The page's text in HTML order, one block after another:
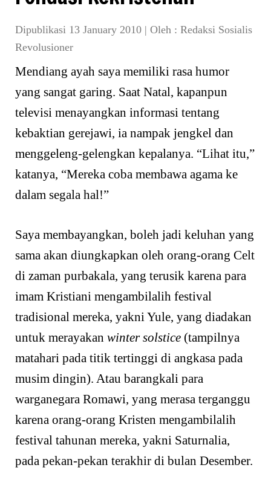
Dipublikasi 13 January 2010 | Oleh : Redaksi Sosialis
Revolusioner
Mendiang ayah saya memiliki rasa humor
yang sangat garing. Saat Natal, kapanpun
televisi menayangkan informasi tentang
kebaktian gerejawi, ia nampak jengkel dan
menggeleng-gelengkan kepalanya. “Lihat itu,”
katanya, “Mereka coba membawa agama ke
dalam segala hal!”
Saya membayangkan, boleh jadi keluhan yang
sama akan diungkapkan oleh orang-orang Celt
di zaman purbakala, yang terusik karena para
imam Kristiani mengambilalih festival
tradisional mereka, yakni Yule, yang diadakan
untuk merayakan winter solstice (tampilnya
matahari pada titik tertinggi di angkasa pada
musim dingin). Atau barangkali para
warganegara Romawi, yang merasa terganggu
karena orang-orang Kristen mengambilalih
festival tahunan mereka, yakni Saturnalia,
pada pekan-pekan terakhir di bulan Desember.